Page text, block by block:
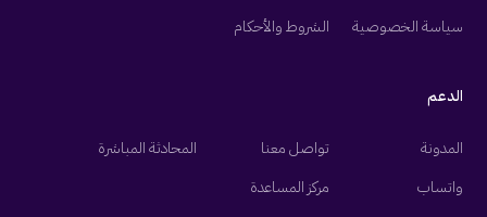
سياسة الخصوصية
الشروط والأحكام
الدعم
المدونة تواصل معنا
المحادثة المباشرة
واتساب
مركز المساعدة